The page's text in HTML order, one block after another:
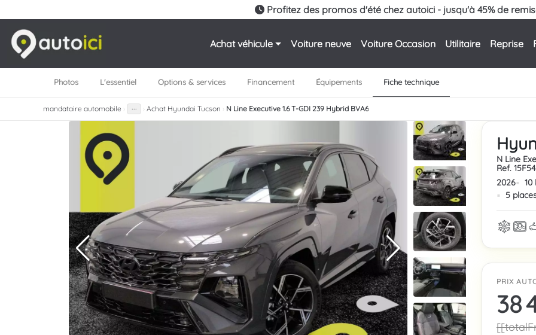
Profitez des promos d'été chez autoici - jusqu'à 45% de
Achat véhicule Voiture neuve Voiture Occasion Utilitaire Reprise
Photos L'essentiel Options & services Financement Équipements Fiche technique
mandataire automobile › ··· › Achat Hyundai Tucson › N Line Executive 1.6 T-GDI 239 Hybrid BVA6
N Line
Ref.
2026
10
5
PRIX
38